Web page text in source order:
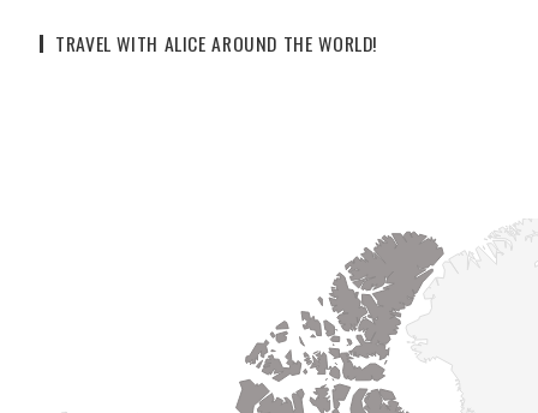
TRAVEL WITH ALICE AROUND THE WORLD!